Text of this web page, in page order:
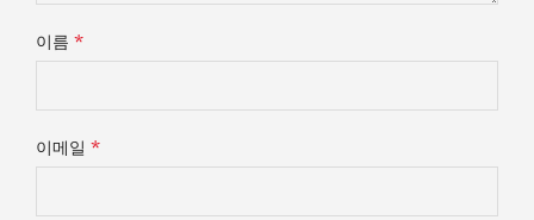
이름 *
이메일 *